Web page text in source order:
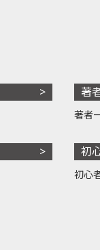
著
著者
初
初心